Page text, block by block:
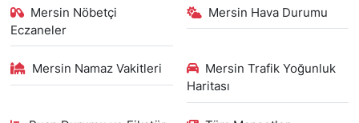
Mersin Nöbetçi
Eczaneler
Mersin Hava Durumu
Mersin Namaz Vakitleri
Mersin Trafik Yoğunluk
Haritası